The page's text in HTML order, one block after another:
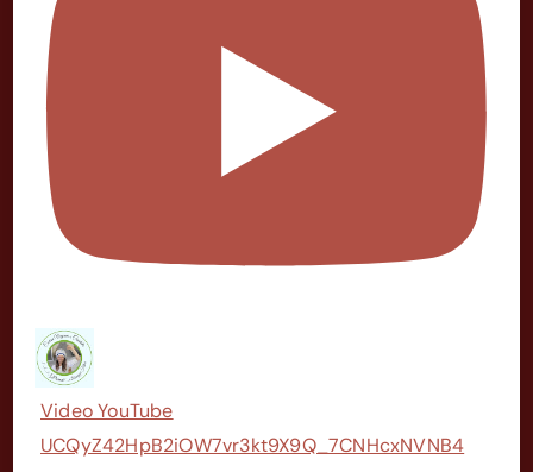
Video YouTube
UCQyZ42HpB2iOW7vr3kt9X9Q_7CNHcxNVNB4